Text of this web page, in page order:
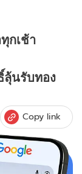
กเช้า
ลุ้นรับทอง
Copy link